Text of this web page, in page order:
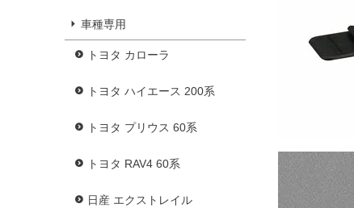
車種専用
トヨタ カローラ
トヨタ ハイエース 200系
トヨタ プリウス 60系
トヨタ RAV4 60系
日産 エクストレイル